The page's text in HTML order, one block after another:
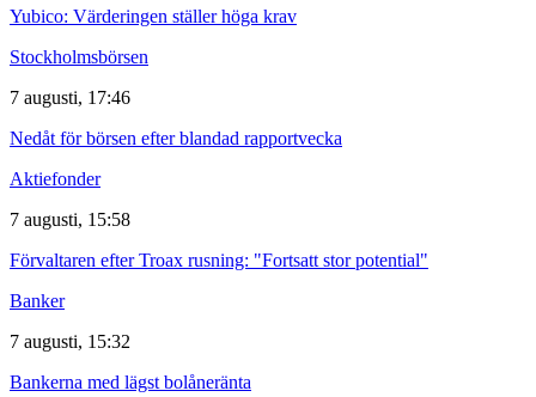
Yubico: Värderingen ställer höga krav
Stockholmsbörsen
7 augusti, 17:46
Nedåt för börsen efter blandad rapportvecka
Aktiefonder
7 augusti, 15:58
Förvaltaren efter Troax rusning: "Fortsatt stor potential"
Banker
7 augusti, 15:32
Bankerna med lägst bolåneränta